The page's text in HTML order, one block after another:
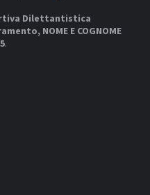
Dilettantistica
NOME E COGNOME
.